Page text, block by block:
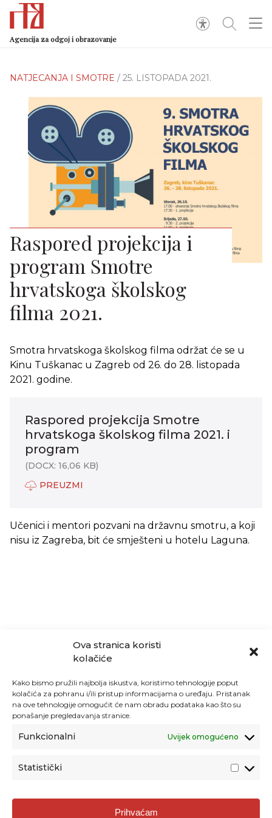
Ova stranica koristi
kolačiće
Kako bismo pružili najbolja iskustva, koristimo tehnologije poput
kolačića za pohranu i/ili pristup informacijama o uređaju. Pristanak
na ove tehnologije omogućit će nam obradu podataka kao što su
ponašanje pregledavanja stranice.
Funkcionalni Uvijek omogućeno
Statistički
Prihvaćam
Agencija za odgoj i obrazovanje
NATJECANJA I SMOTRE / 25. LISTOPADA 2021.
Raspored projekcija i
program Smotre
hrvatskoga školskog
filma 2021.
Smotra hrvatskoga školskog filma održat će se u
Kinu Tuškanac u Zagreb od 26. do 28. listopada
2021. godine.
Raspored projekcija Smotre
hrvatskoga školskog filma 2021. i
program
(DOCX: 16,06 KB)
PREUZMI
Učenici i mentori pozvani na državnu smotru, a koji
nisu iz Zagreba, bit će smješteni u hotelu Laguna.
Agencija za odgoj i obrazovanje